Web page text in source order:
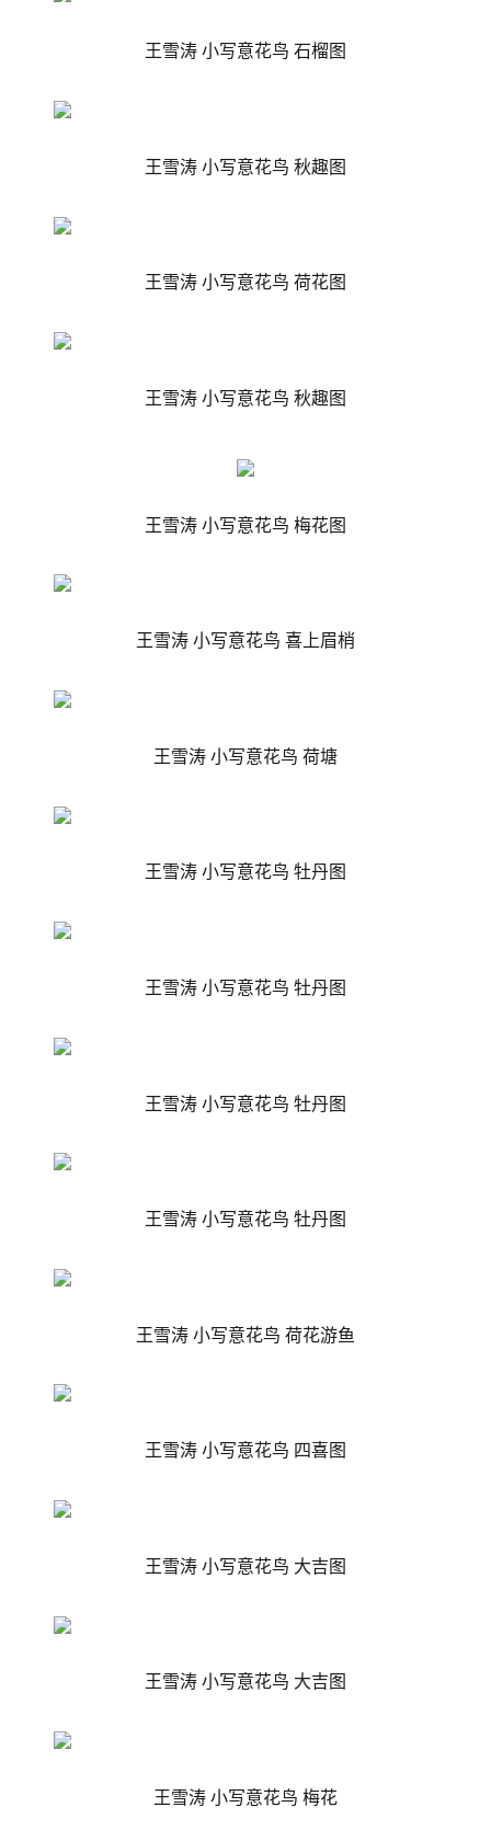
王雪涛 小写意花鸟 石榴图
王雪涛 小写意花鸟 秋趣图
王雪涛 小写意花鸟 荷花图
王雪涛 小写意花鸟 秋趣图
王雪涛 小写意花鸟 梅花图
王雪涛 小写意花鸟 喜上眉梢
王雪涛 小写意花鸟 荷塘
王雪涛 小写意花鸟 牡丹图
王雪涛 小写意花鸟 牡丹图
王雪涛 小写意花鸟 牡丹图
王雪涛 小写意花鸟 牡丹图
王雪涛 小写意花鸟 荷花游鱼
王雪涛 小写意花鸟 四喜图
王雪涛 小写意花鸟 大吉图
王雪涛 小写意花鸟 大吉图
王雪涛 小写意花鸟 梅花